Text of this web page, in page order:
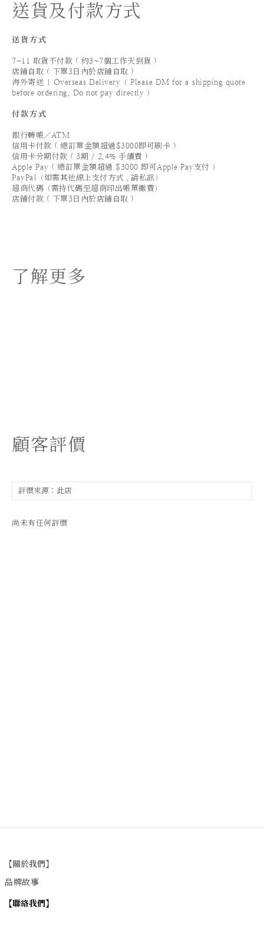
送貨及付款方式
送貨方式
7-11 取貨不付款 ( 約3~7個工作天到貨 )
店鋪自取 ( 下單3日內於店鋪自取 )
海外寄送 | Overseas Delivery（ Please DM for a shipping quote
before ordering. Do not pay directly ）
付款方式
銀行轉帳／ATM
信用卡付款 ( 總訂單金額超過$3000即可刷卡 )
信用卡分期付款 ( 3期 / 2.4% 手續費 )
Apple Pay ( 總訂單金額超過 $3000 即可Apple Pay支付 ）
PayPal（如需其他線上支付方式，請私訊）
超商代碼（需持代碼至超商印出帳單繳費）
店鋪付款 ( 下單3日內於店鋪自取 )
了解更多
顧客評價
尚未有任何評價
【關於我們】
品牌故事
【聯絡我們】